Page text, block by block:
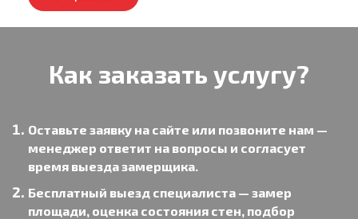
Как заказать услугу?
Оставьте заявку на сайте или позвоните нам —
менеджер ответит на вопросы и согласует
время выезда замерщика.
Бесплатный выезд специалиста — замер
площади, оценка состояния стен, подбор